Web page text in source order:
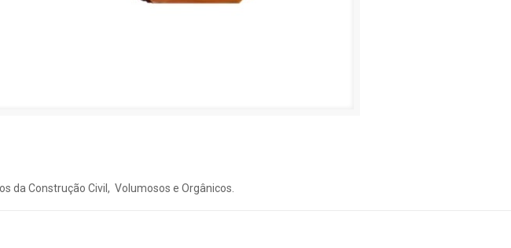
da Construção Civil, Volumosos e Orgânicos.